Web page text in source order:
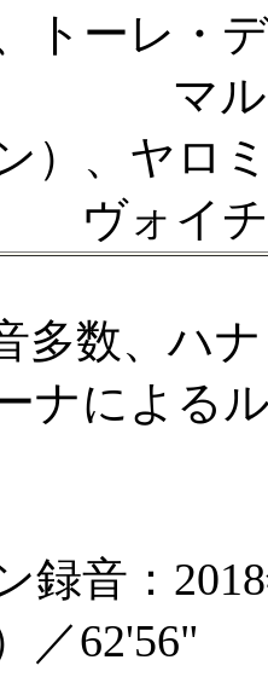
トーレ・
ルティ
）、ヤロ
ォイチェ
多数、ハ
ナによる
音：
／62'56"